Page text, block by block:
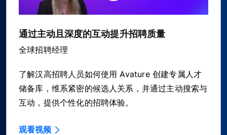
通过主动且深度的互动提升招聘质量
全球招聘经理
了解汉高招聘人员如何使用 Avature 创建专属人才
储备库，维系紧密的候选人关系，并通过主动搜索与
互动，提供个性化的招聘体验。
观看视频